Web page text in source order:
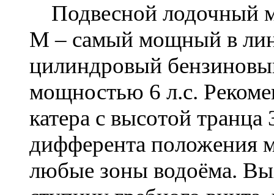
Подвесной лодочный
M – самый мощный в
цилиндровый
мощностью 6 л.с.
катера с высотой
дифферента положения
любые зоны водоёма.